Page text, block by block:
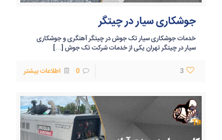
جوشکاری سیار در چیتگر
خدمات جوشکاری سیار تک جوش در چیتگر آهنگری و جوشکاری
سیار در چیتگر تهران یکی از خدمات شرکت تک جوش […]
3
0 اطلاعات بیشتر